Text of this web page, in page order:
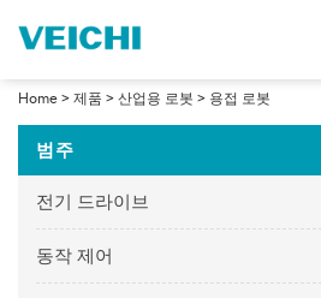
Home > 제품 > 산업용 로봇 > 용접 로봇
범주
전기 드라이브
동작 제어